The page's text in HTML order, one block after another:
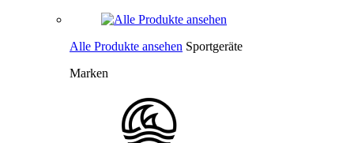
Alle Produkte ansehen Sportgeräte
Marken